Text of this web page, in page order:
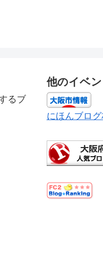
るブ
他のイベ
にほんブロ